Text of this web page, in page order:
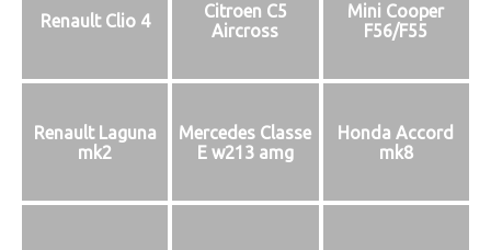
Renault Clio 4
Citroen C5
Aircross
Mini Cooper
F56/F55
Renault Laguna
mk2
Mercedes Classe
E w213 amg
Honda Accord
mk8